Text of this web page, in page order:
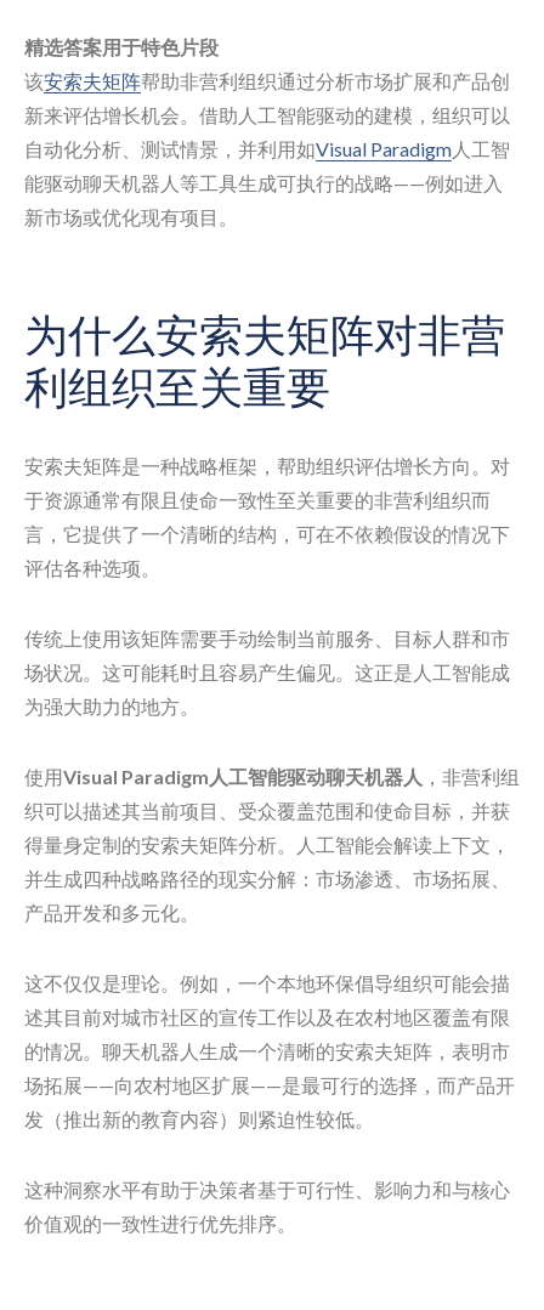
精选答案用于特色片段
该安索夫矩阵帮助非营利组织通过分析市场扩展和产品创
新来评估增长机会。借助人工智能驱动的建模，组织可以
自动化分析、测试情景，并利用如Visual Paradigm 人工智
能驱动聊天机器人等工具生成可执行的战略——例如进入
新市场或优化现有项目。
为什么安索夫矩阵对非营
利组织至关重要
安索夫矩阵是一种战略框架，帮助组织评估增长方向。对
于资源通常有限且使命一致性至关重要的非营利组织而
言，它提供了一个清晰的结构，可在不依赖假设的情况下
评估各种选项。
传统上使用该矩阵需要手动绘制当前服务、目标人群和市
场状况。这可能耗时且容易产生偏见。这正是人工智能成
为强大助力的地方。
使用Visual Paradigm人工智能驱动聊天机器人 ，非营利组
织可以描述其当前项目、受众覆盖范围和使命目标，并获
得量身定制的安索夫矩阵分析。人工智能会解读上下文，
并生成四种战略路径的现实分解：市场渗透、市场拓展、
产品开发和多元化。
这不仅仅是理论。例如，一个本地环保倡导组织可能会描
述其目前对城市社区的宣传工作以及在农村地区覆盖有限
的情况。聊天机器人生成一个清晰的安索夫矩阵，表明市
场拓展——向农村地区扩展——是最可行的选择，而产品开
发（推出新的教育内容）则紧迫性较低。
这种洞察水平有助于决策者基于可行性、影响力和与核心
价值观的一致性进行优先排序。